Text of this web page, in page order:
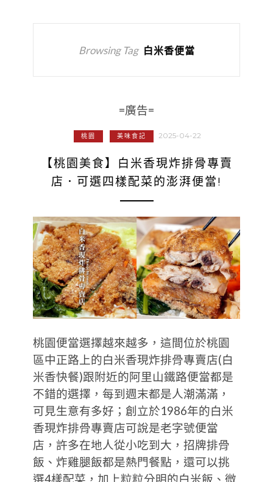
Browsing Tag 白米香便當
=廣告=
桃園 美味食記 2025-04-22
【桃園美食】白米香現炸排骨專賣
店．可選四樣配菜的澎湃便當!
桃園便當選擇越來越多，這間位於桃園
區中正路上的白米香現炸排骨專賣店(白
米香快餐)跟附近的阿里山鐵路便當都是
不錯的選擇，每到週末都是人潮滿滿，
可見生意有多好；創立於1986年的白米
香現炸排骨專賣店可說是老字號便當
店，許多在地人從小吃到大，招牌排骨
飯、炸雞腿飯都是熱門餐點，還可以挑
選4樣配菜，加上粒粒分明的白米飯、微